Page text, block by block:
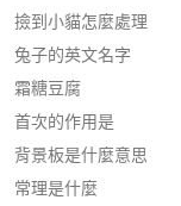
撿到小貓怎麼處理
兔子的英文名字
霜糖豆腐
首次的作用是
背景板是什麼意思
常理是什麼